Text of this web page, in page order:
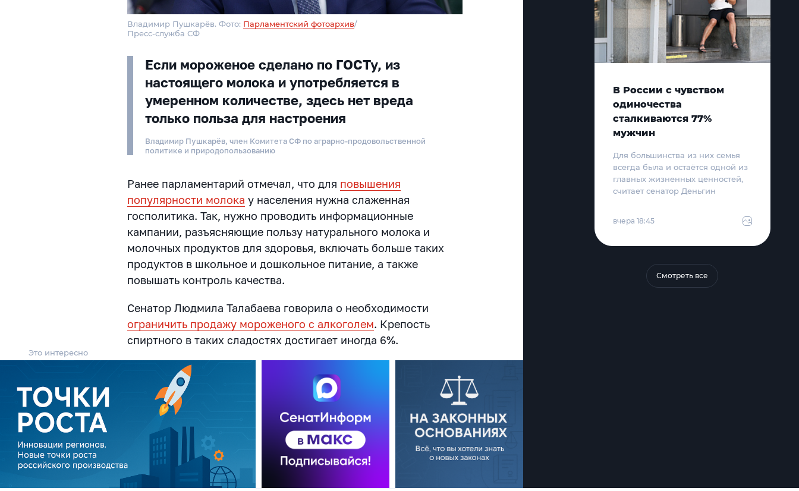
Владимир Пушкарёв. Фото: Парламентский фотоархив/
Пресс-служба СФ
Если мороженое сделано по ГОСТу, из
настоящего молока и употребляется в
умеренном количестве, здесь нет вреда
только польза для настроения
Владимир Пушкарёв, член Комитета СФ по аграрно-продовольственной
политике и природопользованию
Ранее парламентарий отмечал, что для повышения
популярности молока у населения нужна слаженная
госполитика. Так, нужно проводить информационные
кампании, разъясняющие пользу натурального молока и
молочных продуктов для здоровья, включать больше таких
продуктов в школьное и дошкольное питание, а также
повышать контроль качества.
Сенатор Людмила Талабаева говорила о необходимости
ограничить продажу мороженого с алкоголем. Крепость
спиртного в таких сладостях достигает иногда 6%.
Это интересно
В России с чувством
одиночества
сталкиваются 77%
мужчин
Для большинства из них семья
всегда была и остаётся одной из
главных жизненных ценностей,
считает сенатор Деньгин
вчера 18:45
Смотреть все